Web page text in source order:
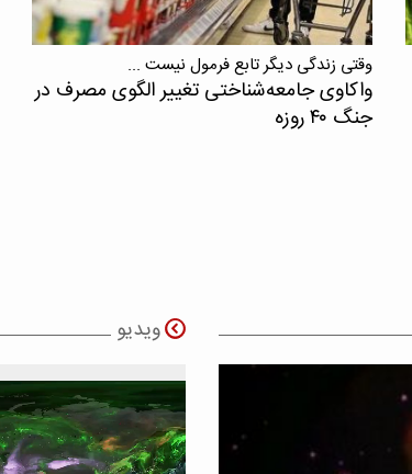
وقتی زندگی دیگر تابع فرمول نیست ...
واکاوی جامعه‌شناختی تغییر الگوی مصرف در
جنگ ۴۰ روزه
ویدیو